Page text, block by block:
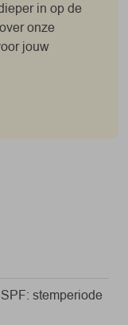
in op de
onze
jouw
stemperiode